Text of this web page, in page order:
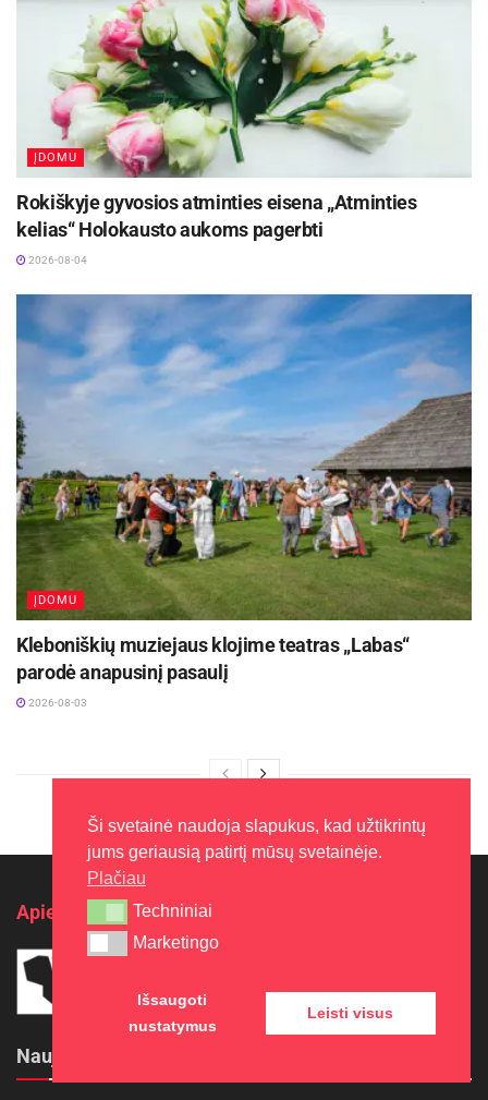
ĮDOMU
Rokiškyje gyvosios atminties eisena „Atminties
kelias“ Holokausto aukoms pagerbti
2026-08-04
ĮDOMU
Kleboniškių muziejaus klojime teatras „Labas“
parodė anapusinį pasaulį
2026-08-03
Apie Aukštaitijos gidą
Naujausi
Ši svetainė naudoja slapukus, kad užtikrintų
jums geriausią patirtį mūsų svetainėje.
Plačiau
Techniniai
Techniniai
Marketingo
Marketingo
Išsaugoti
nustatymus
Leisti visus